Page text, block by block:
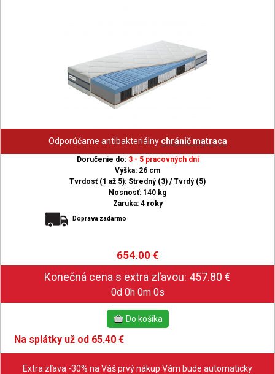
Odporúčame antibakteriálny chránič matraca
Doručenie do: 3 - 5 pracovných dní
Výška: 26 cm
Tvrdosť (1 až 5): Stredný (3) / Tvrdý (5)
Nosnosť: 140 kg
Záruka: 4 roky
Doprava zadarmo
654.00€
0d 0h 0m 0s
Na splátky už od 65.40 €
Extra zľava -30% na Váš prvý nákup Vám bude automaticky